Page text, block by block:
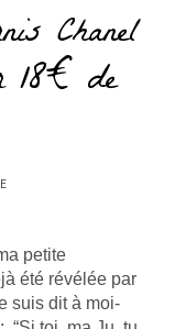
Chanel
18€ de
petite
été révélée par
suis dit à moi-